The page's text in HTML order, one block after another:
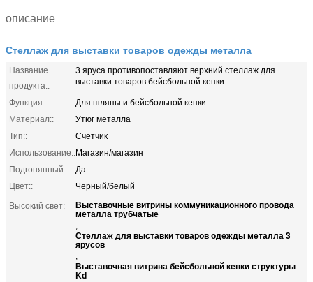
описание
Стеллаж для выставки товаров одежды металла
Название
продукта::
3 яруса противопоставляют верхний стеллаж для
выставки товаров бейсбольной кепки
Функция::
Для шляпы и бейсбольной кепки
Материал::
Утюг металла
Тип::
Счетчик
Использование::Магазин/магазин
Подгонянный::
Да
Цвет::
Черный/белый
Высокий свет:
Выставочные витрины коммуникационного провода
металла трубчатые
,
Стеллаж для выставки товаров одежды металла 3
ярусов
,
Выставочная витрина бейсбольной кепки структуры
Kd